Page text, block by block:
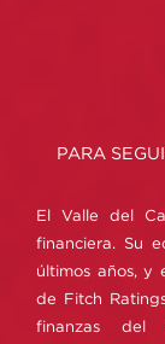
PARA
El Valle del
financiera. Su
últimos años, y
de Fitch
finanzas del